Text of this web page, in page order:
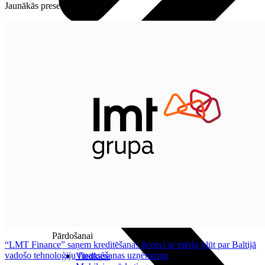
Pārdošanai
Viedkase
Brīvroku sistēmas
Jaunākās preses relīzes
“LMT Finance” saņem kreditēšanas licenci ar mērķi kļūt par Baltijā
vadošo tehnoloģiju finansēšanas uzņēmumu